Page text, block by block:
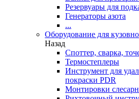
Резервуары для
Генераторы азота
...
Оборудование для
Назад
Споттер, сварка,
Термостеплеры
Инструмент для
покраски PDR
Монтировки